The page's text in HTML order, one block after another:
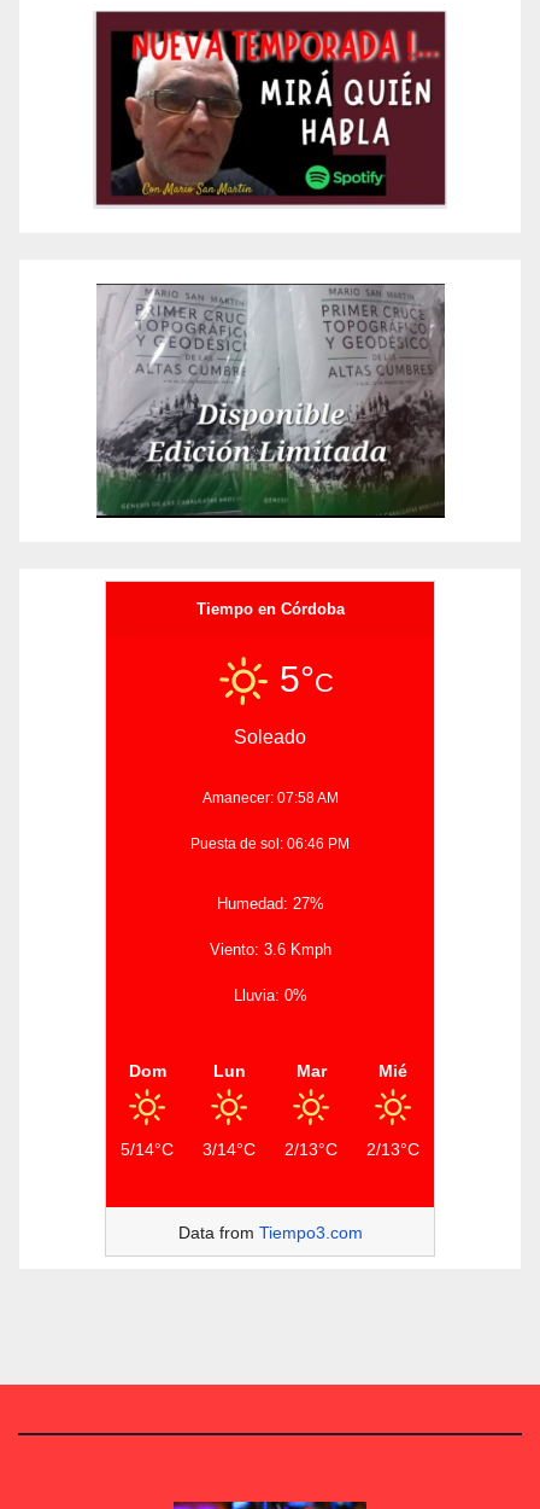
Tiempo en Córdoba
5°C
Soleado
Amanecer: 07:58 AM
Puesta de sol: 06:46 PM
Humedad: 27%
Viento: 3.6 Kmph
Lluvia: 0%
Dom
5/14°C
Lun
3/14°C
Mar
2/13°C
Mié
2/13°C
Data from Tiempo3.com